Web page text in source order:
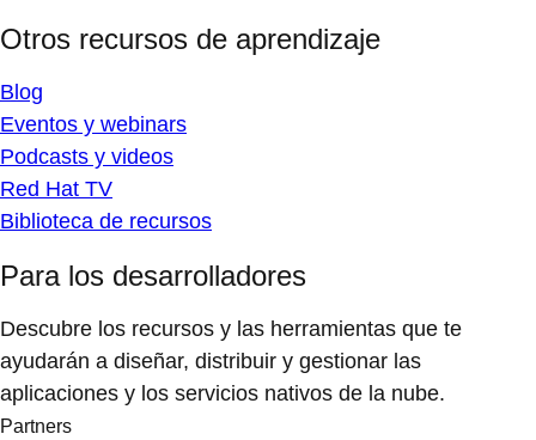
Otros recursos de aprendizaje
Blog
Eventos y webinars
Podcasts y videos
Red Hat TV
Biblioteca de recursos
Para los desarrolladores
Descubre los recursos y las herramientas que te
ayudarán a diseñar, distribuir y gestionar las
aplicaciones y los servicios nativos de la nube.
Partners